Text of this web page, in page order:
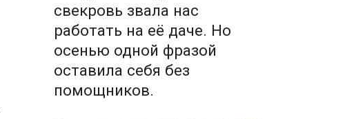
свекровь звала нас
работать на её даче. Но
осенью одной фразой
оставила себя без
помощников.